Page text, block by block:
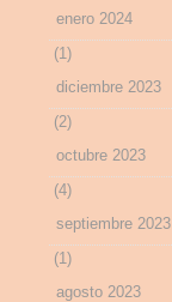
enero 2024
(1)
diciembre 2023
(2)
octubre 2023
(4)
septiembre 2023
(1)
agosto 2023